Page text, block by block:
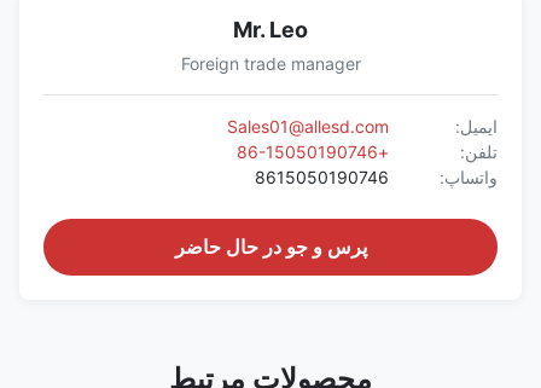
Mr. Leo
Foreign trade manager
ایمیل:
Sales01@allesd.com
تلفن:
+86-15050190746
واتساپ:
8615050190746
پرس و جو در حال حاضر
محصولات مرتبط